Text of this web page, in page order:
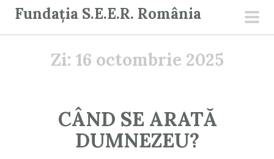
Fundația S.E.E.R. România
Zi: 16 octombrie 2025
CÂND SE ARATĂ
DUMNEZEU?